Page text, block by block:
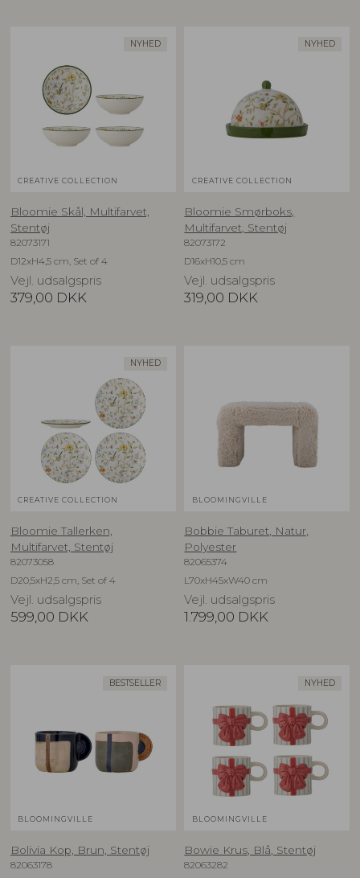
NYHED
CREATIVE COLLECTION
Bloomie Skål, Multifarvet,
Stentøj
82073171
D12xH4,5 cm, Set of 4
Vejl. udsalgspris
379,00 DKK
NYHED
CREATIVE COLLECTION
Bloomie Smørboks,
Multifarvet, Stentøj
82073172
D16xH10,5 cm
Vejl. udsalgspris
319,00 DKK
NYHED
CREATIVE COLLECTION
Bloomie Tallerken,
Multifarvet, Stentøj
82073058
D20,5xH2,5 cm, Set of 4
Vejl. udsalgspris
599,00 DKK
BLOOMINGVILLE
Bobbie Taburet, Natur,
Polyester
82065374
L70xH45xW40 cm
Vejl. udsalgspris
1.799,00 DKK
BESTSELLER
BLOOMINGVILLE
Bolivia Kop, Brun, Stentøj
82063178
NYHED
BLOOMINGVILLE
Bowie Krus, Blå, Stentøj
82063282